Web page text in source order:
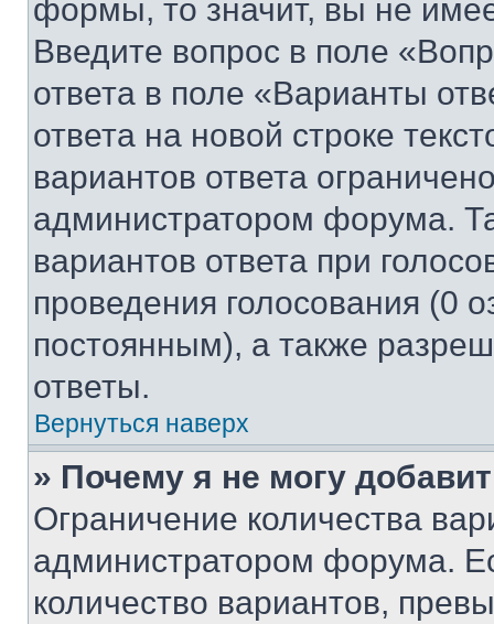
формы, то значит, вы не
Введите вопрос в поле
ответа в поле «Варианты
ответа на новой строке
вариантов ответа
администратором форума.
вариантов ответа при
проведения голосования (0
постоянным), а также
ответы.
Вернуться наверх
» Почему я не могу
Ограничение количества
администратором форума.
количество вариантов,